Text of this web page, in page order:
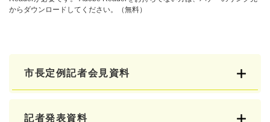
からダウンロードしてください。（無料）
市長定例記者会見資料
記者発表資料